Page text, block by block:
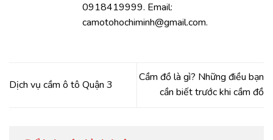
0918419999. Email:
camotohochiminh@gmail.com.
Dịch vụ cầm ô tô Quận 3
Cầm đồ là gì? Những điều bạn
cần biết trước khi cầm đồ